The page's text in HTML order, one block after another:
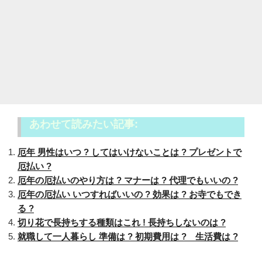
あわせて読みたい記事:
厄年 男性はいつ ? してはいけないことは ? プレゼントで
厄払い ?
厄年の厄払いのやり方は ? マナーは ? 代理でもいいの ?
厄年の厄払い いつすればいいの ? 効果は ? お寺でもでき
る ?
切り花で長持ちする種類はこれ ! 長持ちしないのは ?
就職して一人暮らし 準備は ? 初期費用は ? 生活費は ?